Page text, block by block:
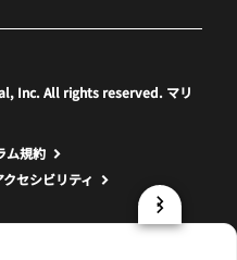
Inc. All rights reserved. マリ
開く
ム規約
セシビリティ